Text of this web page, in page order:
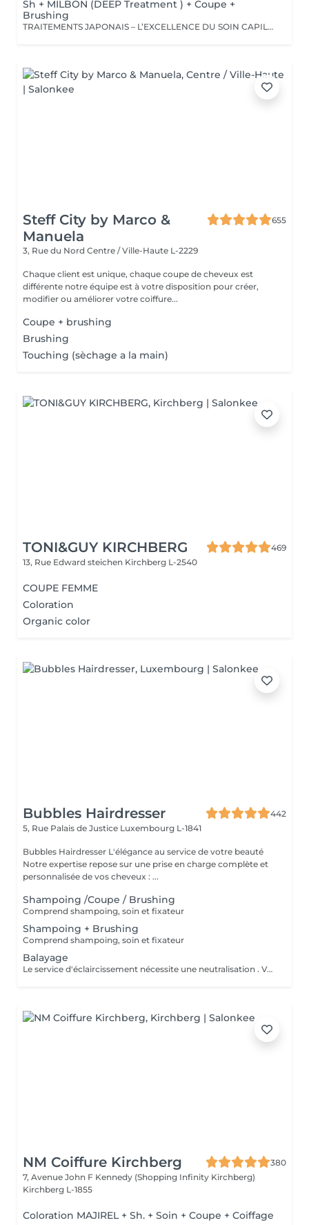
Sh + MILBON (DEEP Treatment ) + Coupe +
Brushing
TRAITEMENTS JAPONAIS – L’EXCELLENCE DU SOIN CAPILLAIRE Découvrez un univers de soins capillaires japonais haut de gamme, reconnus pour leur technologie avancée et leurs résultats exceptionnels. Des traitements sur-mesure conçus pour répondre aux besoins spécifiques de chaque chevelure : hydratation, réparation, discipline, cuir chevelu ou nutrition . Chaque traitement agit au cœur de la fibre capillaire pour révéler des cheveux visiblement plus sains, brillants et soyeux. -Nos différentes lignes de traitements : SMOOTH (Collagène) Pour les cheveux emmêlés, ternes ou difficiles à coiffer. • Démêle instantanément • Lisse la fibre capillaire • Apporte douceur et brillance • Toucher léger et soyeux REPAIR (CMADK / Kératine) Pour les cheveux sensibilisés, cassants ou très abîmés. • Répare intensément • Renforce la structure interne du cheveu • Reconstruit la fibre en profondeur • Redonne force et élasticité ANTI-FRIZZ (Céramides / 18-MEA) Pour les cheveux indisciplinés, sensibilisés à l’humidité. • Contrôle les frisottis • Réduit le volume excessif • Protège de l’humidité • Facilite le coiffage • Apporte souplesse et brillance SCALP (Hyaluron / Agents Purifiants) Pour rééquilibrer et purifier le cuir chevelu. Idéal en cas de démangeaisons, pellicules, sécheresse ou excès de sébum. • Apaise le cuir chevelu • Purifie en douceur • Rééquilibre la barrière protectrice naturelle • Favorise un environnement sain pour la pousse Veuillez noter : les tarifs peuvent varier selon la longueur des cheveux, la quantité de produit nécessaire et la complexité de la prestation. Supplément possible à partir de +15€. Pour toute demande spécifique, merci de nous contacter.
Steff City by Marco &
Manuela
655
3, Rue du Nord Centre / Ville-Haute L-2229
Chaque client est unique, chaque coupe de cheveux est
différente notre équipe est à votre disposition pour créer,
modifier ou améliorer votre coiffure...
Coupe + brushing
Brushing
Touching (sèchage a la main)
TONI&GUY KIRCHBERG
469
13, Rue Edward steichen Kirchberg L-2540
COUPE FEMME
Coloration
Organic color
Bubbles Hairdresser
442
5, Rue Palais de Justice Luxembourg L-1841
Bubbles Hairdresser L'élégance au service de votre beauté
Notre expertise repose sur une prise en charge complète et
personnalisée de vos cheveux : ...
Shampoing /Coupe / Brushing
Comprend shampoing, soin et fixateur
Shampoing + Brushing
Comprend shampoing, soin et fixateur
Balayage
Le service d'éclaircissement nécessite une neutralisation . Veuillez cliquer sur le service Patine/Gloss
NM Coiffure Kirchberg
380
7, Avenue John F Kennedy (Shopping Infinity Kirchberg)
Kirchberg L-1855
Coloration MAJIREL + Sh. + Soin + Coupe + Coiffage